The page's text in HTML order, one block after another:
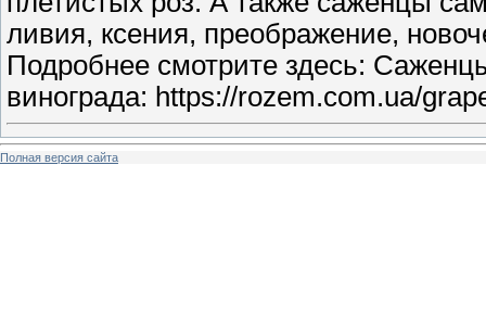
ливия, ксения, преображение,
Подробнее смотрите здесь:
винограда: https://rozem.com.ua/
Полная версия сайта